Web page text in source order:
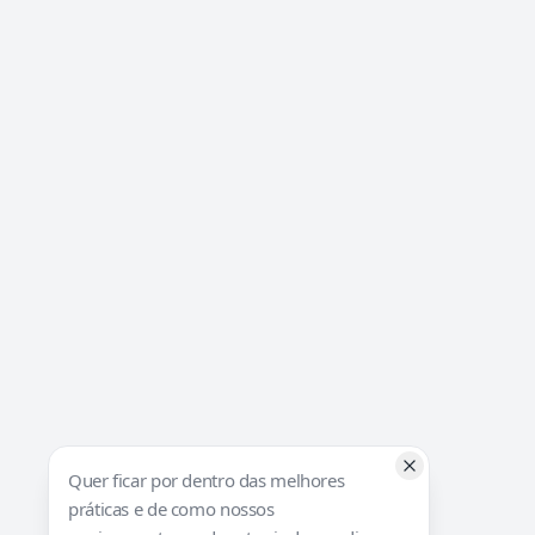
Quer ficar por dentro das melhores
práticas e de como nossos